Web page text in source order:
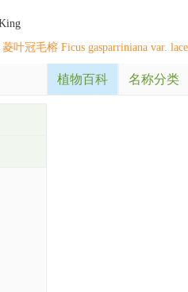
菱叶冠毛榕 Ficus gasparriniana var.
植物百科 名称分类